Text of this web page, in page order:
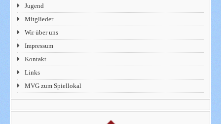
Jugend
Mitglieder
Wir über uns
Impressum
Kontakt
Links
MVG zum Spiellokal